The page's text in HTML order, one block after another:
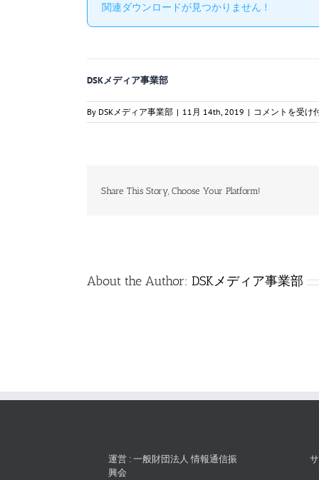
関連ダウンロードが見つかりません !
DSKメディア事業部
By DSKメディア事業部 | 11月 14th, 2019 | 航
空
_
コメントを受け
Share This Story, Choose Your Platform!
About the Author: DSKメディア事業部
運営 : 一般財団法人 情報通信振
興会